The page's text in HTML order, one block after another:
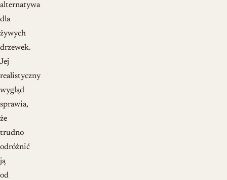
alternatywa
dla
żywych
drzewek.
Jej
realistyczny
wygląd
sprawia,
że
trudno
odróżnić
ją
od